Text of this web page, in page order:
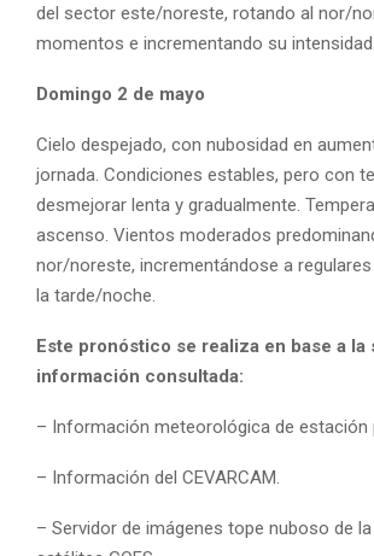
del sector este/noreste, rotando al nor/
momentos e incrementando su intensidad.
Domingo 2 de mayo
Cielo despejado, con nubosidad en
jornada. Condiciones estables, pero con
desmejorar lenta y gradualmente.
ascenso. Vientos moderados
nor/noreste, incrementándose a
la tarde/noche.
Este pronóstico se realiza en base a la
información consultada:
– Información meteorológica de estación
– Información del CEVARCAM.
– Servidor de imágenes tope nuboso de